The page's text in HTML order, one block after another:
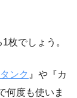
枚でしょう。
ンク 』や『カ
何度も使いま